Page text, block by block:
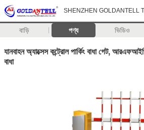
SHENZHEN GOLDANTELL
বাড়ি পণ্য ভিডিও
যানবাহন অ্যাক্সেস কন্ট্রোল পার্কিং বাধা গেট,
বাধা